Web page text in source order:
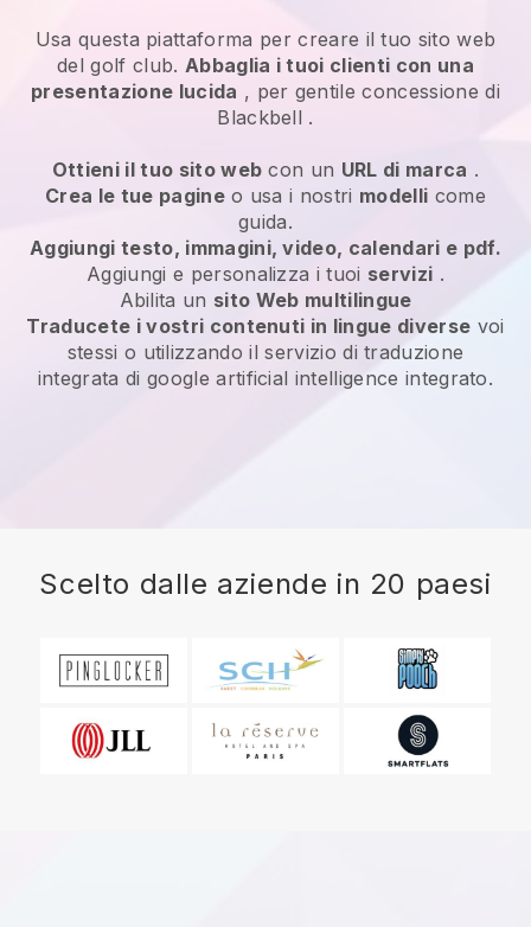
Usa questa piattaforma per creare il tuo sito web
del golf club. Abbaglia i tuoi clienti con una
presentazione lucida , per gentile concessione di
Blackbell .
Ottieni il tuo sito web con un URL di marca .
Crea le tue pagineo usa i nostri modelli come
guida.
Aggiungi testo, immagini, video, calendari e pdf.
Aggiungi e personalizza i tuoi servizi .
Abilita un sito Web multilingue
Traducete i vostri contenuti in lingue diverse voi
stessi o utilizzando il servizio di traduzione
integrata di google artificial intelligence integrato.
Scelto dalle aziende in 20 paesi